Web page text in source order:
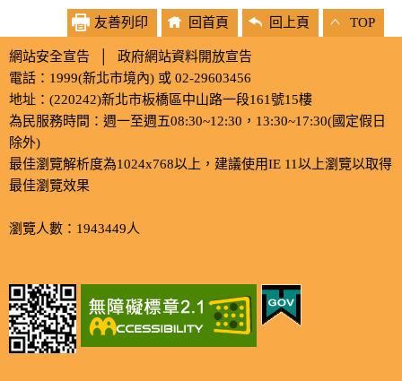
友善列印 回首頁 回上頁 TOP
網站安全宣告
政府網站資料開放宣告
電話：1999(新北市境內) 或 02-29603456
地址：(220242)新北市板橋區中山路一段161號15樓
為民服務時間：週一至週五08:30~12:30，13:30~17:30(國定假日
除外)
最佳瀏覽解析度為1024x768以上，建議使用IE 11以上瀏覽以取得
最佳瀏覽效果
瀏覽人數：1943449人